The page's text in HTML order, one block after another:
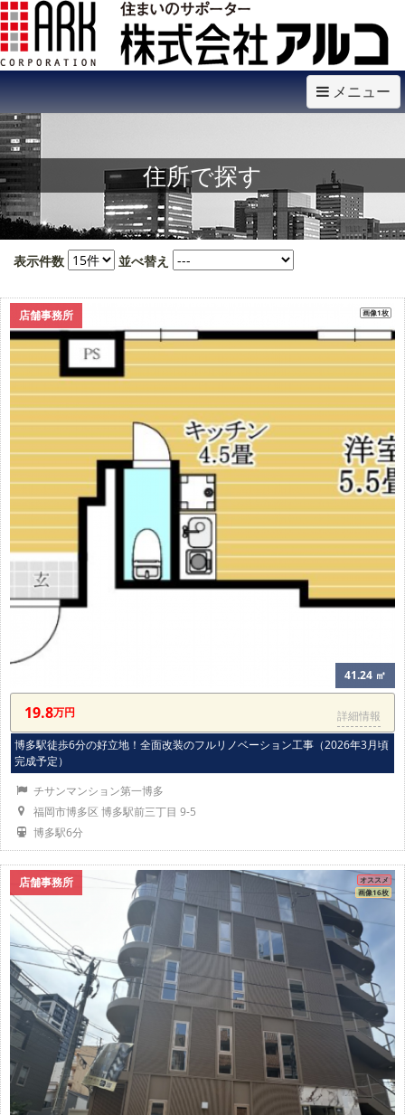
メニュー
住所で探す
表示件数 並べ替え
店舗事務所
41.24 ㎡
画像1枚
19.8万円
詳細情報
博多駅徒歩6分の好立地！全面改装のフルリノベーション工事（2026年3月頃
完成予定）
チサンマンション第一博多
福岡市博多区 博多駅前三丁目 9-5
博多駅6分
店舗事務所
オススメ
画像16枚